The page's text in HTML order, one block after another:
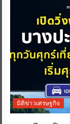
มิติข่าวเศรษฐกิจ